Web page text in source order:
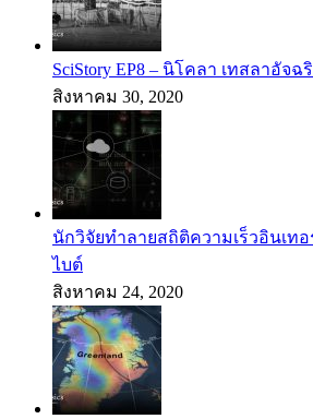
SciStory EP8 – นิโคลา เทสลาอั
สิงหาคม 30, 2020
นักวิจัยทำลายสถิติความเร็วอินเทอ
ไบต์
สิงหาคม 24, 2020